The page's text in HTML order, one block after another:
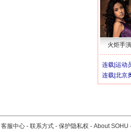
火炬手
连载| 运动
连载| 北京
客服中心 - 联系方式 - 保护隐私权 - About SOHU